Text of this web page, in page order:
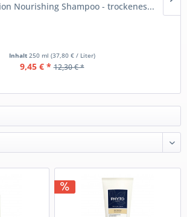
Nourishing Shampoo - trockenes...
Inhalt 250 ml (37,80 € / Liter)
9,45 € * 12,30 € *